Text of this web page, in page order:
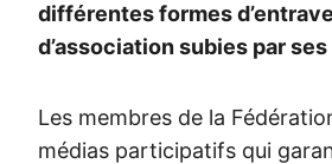
différentes formes
d’association subies par
Les membres de la
médias participatifs qui